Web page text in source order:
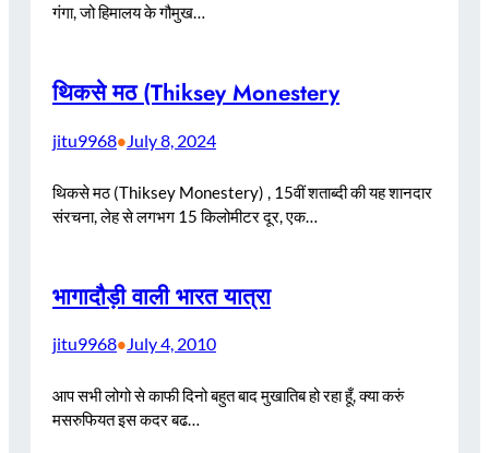
गंगा, जो हिमालय के गौमुख…
थिकसे मठ (Thiksey Monestery
jitu9968• July 8, 2024
थिकसे मठ (Thiksey Monestery) , 15वीं शताब्दी की यह शानदार
संरचना, लेह से लगभग 15 किलोमीटर दूर, एक…
भागादौड़ी वाली भारत यात्रा
jitu9968•July 4, 2010
आप सभी लोगो से काफी दिनो बहुत बाद मुखातिब हो रहा हूँ, क्या करुं
मसरुफियत इस कदर बढ…